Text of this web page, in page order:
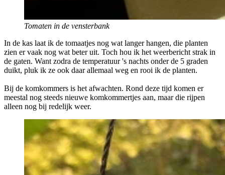
Tomaten in de vensterbank
In de kas laat ik de tomaatjes nog wat langer hangen, die planten
zien er vaak nog wat beter uit. Toch hou ik het weerbericht strak in
de gaten. Want zodra de temperatuur 's nachts onder de 5 graden
duikt, pluk ik ze ook daar allemaal weg en rooi ik de planten.
Bij de komkommers is het afwachten. Rond deze tijd komen er
meestal nog steeds nieuwe komkommertjes aan, maar die rijpen
alleen nog bij redelijk weer.